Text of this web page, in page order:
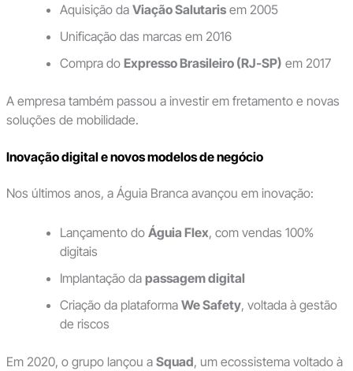
Aquisição da Viação Salutarisem 2005
Unificação das marcas em 2016
Compra do Expresso Brasileiro (RJ-SP) em 2017
A empresa também passou a investir em fretamento e novas
soluções de mobilidade.
Inovação digital e novos modelos de negócio
Nos últimos anos, a Águia Branca avançou em inovação:
Lançamento do Águia Flex, com vendas 100%
digitais
Implantação da passagem digital
Criação da plataforma We Safety, voltada à gestão
de riscos
Em 2020, o grupo lançou a Squad, um ecossistema voltado à